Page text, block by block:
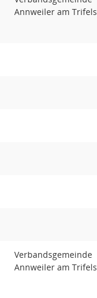
Annweiler am Trifels
Verbandsgemeinde
Annweiler am Trifels